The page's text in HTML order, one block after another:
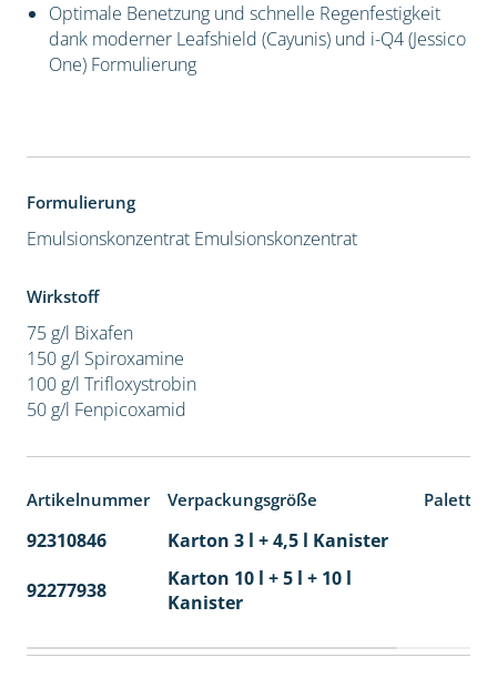
Optimale Benetzung und schnelle Regenfestigkeit
dank moderner Leafshield (Cayunis) und i-Q4 (Jessico
One) Formulierung
Formulierung
Emulsionskonzentrat Emulsionskonzentrat
Wirkstoff
75 g/l Bixafen
150 g/l Spiroxamine
100 g/l Trifloxystrobin
50 g/l Fenpicoxamid
Artikelnummer Verpackungsgröße
92310846 Karton 3 l + 4,5 l Kanister
92277938
Karton 10 l + 5 l + 10 l
Kanister